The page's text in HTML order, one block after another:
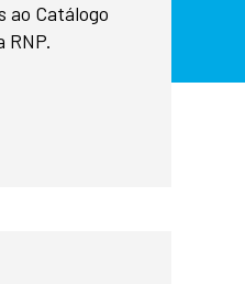
ao Catálogo
RNP.